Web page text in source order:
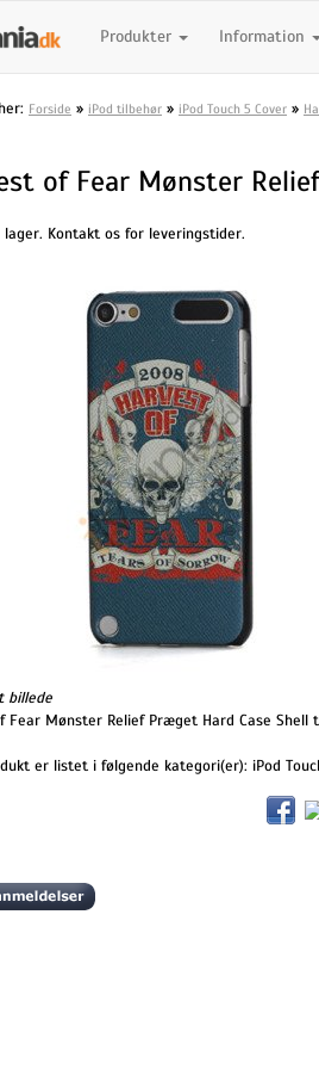
Produkter Information
Forside » iPod tilbehør » iPod Touch 5 Cover »
of Fear Mønster
lager. Kontakt os for leveringstider.
billede
Fear Mønster Relief Præget Hard Case Shell
er listet i følgende kategori(er): iPod